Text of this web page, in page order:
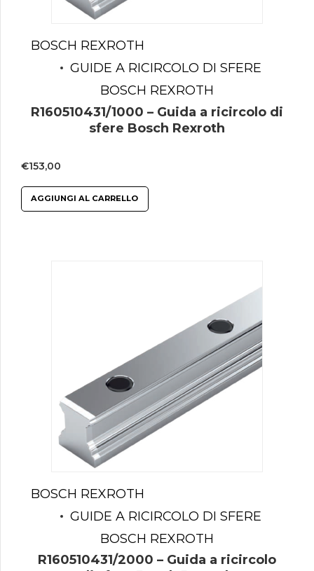
BOSCH REXROTH
GUIDE A RICIRCOLO DI SFERE
BOSCH REXROTH
R160510431/1000 – Guida a ricircolo di
sfere Bosch Rexroth
€153,00
AGGIUNGI AL CARRELLO
BOSCH REXROTH
GUIDE A RICIRCOLO DI SFERE
BOSCH REXROTH
R160510431/2000 – Guida a ricircolo